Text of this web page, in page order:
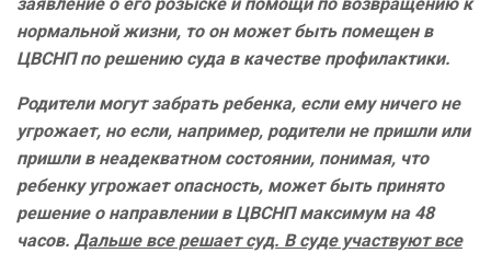
нормальной жизни, то он может быть помещен в
ЦВСНП по решению суда в качестве профилактики.
Родители могут забрать ребенка, если ему ничего не
угрожает, но если, например, родители не пришли или
пришли в неадекватном состоянии, понимая, что
ребенку угрожает опасность, может быть принято
решение о направлении в ЦВСНП максимум на 48
часов. Дальше все решает суд. В суде участвуют все